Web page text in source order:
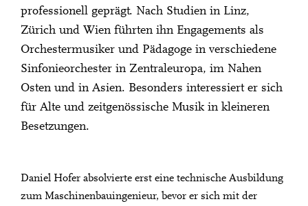
professionell geprägt. Nach Studien in Linz,
Zürich und Wien führten ihn Engagements als
Orchestermusiker und Pädagoge in verschiedene
Sinfonieorchester in Zentraleuropa, im Nahen
Osten und in Asien. Besonders interessiert er sich
für Alte und zeitgenössische Musik in kleineren
Besetzungen.
Daniel Hofer absolvierte erst eine technische Ausbildung
zum Maschinenbauingenieur, bevor er sich mit der